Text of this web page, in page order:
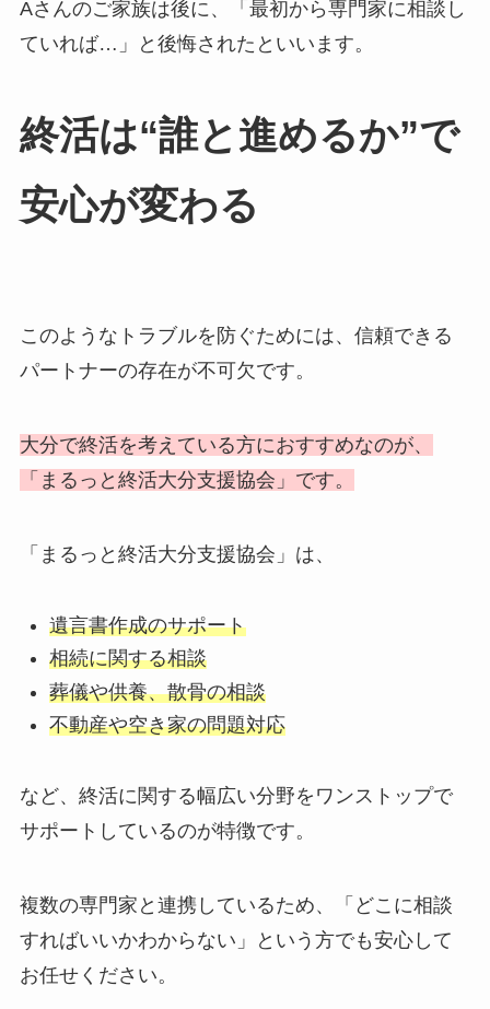
Aさんのご家族は後に、「最初から専門家に相談し
ていれば…」と後悔されたといいます。
終活は​“誰と​進めるか”で​
安心が​変わる
このようなトラブルを防ぐためには、信頼できる
パートナーの存在が不可欠です。
大分で終活を考えている方におすすめなのが、
「まるっと終活大分支援協会」です。
「まるっと終活大分支援協会」は、
遺言書作成のサポート
相続に関する相談
葬儀や供養、散骨の相談
不動産や空き家の問題対応
など、終活に関する幅広い分野をワンストップで
サポートしているのが特徴です。
複数の専門家と連携しているため、「どこに相談
すればいいかわからない」という方でも安心して
お任せください。